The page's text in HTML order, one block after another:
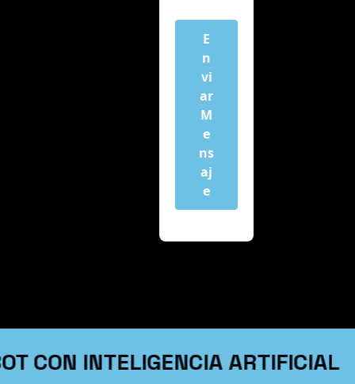
E
n
vi
ar
M
e
ns
aj
e
CON INTELIGENCIA ARTIFICIAL